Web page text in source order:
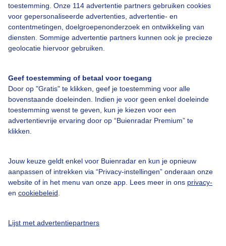
toestemming. Onze 114 advertentie partners gebruiken cookies
voor gepersonaliseerde advertenties, advertentie- en
contentmetingen, doelgroepenonderzoek en ontwikkeling van
diensten. Sommige advertentie partners kunnen ook je precieze
geolocatie hiervoor gebruiken.
Geef toestemming of betaal voor toegang
Door op "Gratis" te klikken, geef je toestemming voor alle
bovenstaande doeleinden. Indien je voor geen enkel doeleinde
toestemming wenst te geven, kun je kiezen voor een
advertentievrije ervaring door op “Buienradar Premium” te
klikken.
Jouw keuze geldt enkel voor Buienradar en kun je opnieuw
aanpassen of intrekken via “Privacy-instellingen” onderaan onze
website of in het menu van onze app. Lees meer in ons privacy-
en cookiebeleid
Lijst met advertentiepartners
Over Buienradar
Veelgestelde vragen
Contact
Toegankelijkheid
Gebruikersvoorwaarden
Buienradar Team
Privacy beleid
Cookie beleid